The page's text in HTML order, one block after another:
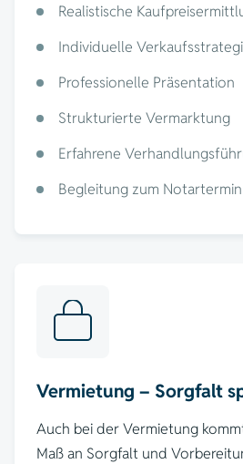
Realistische
Individuelle
Professionelle Präsentation
Strukturierte Vermarktung
Erfahrene
Begleitung zum Notartermin
Vermietung – Sorgfalt
Auch bei der Vermietung
Maß an Sorgfalt und